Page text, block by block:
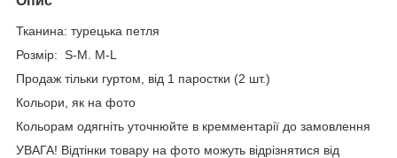
Тканина: турецька петля
Розмір: S-M. M-L
Продаж тільки гуртом, від 1 паростки (2 шт.)
Кольори, як на фото
Кольорам одягніть уточнюйте в кремментарії до замовлення
УВАГА! Відтінки товару на фото можуть відрізнятися від